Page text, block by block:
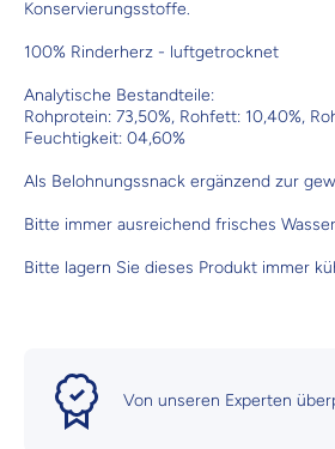
Konservierungsstoffe.
100% Rinderherz - luftgetrocknet
Analytische Bestandteile:
Rohprotein: 73,50%, Rohfett: 10,40%,
Feuchtigkeit: 04,60%
Als Belohnungssnack ergänzend zur
Bitte immer ausreichend frisches
Bitte lagern Sie dieses Produkt immer
Von unseren Experten